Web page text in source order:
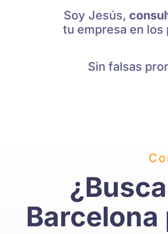
Soy Jesús,
tu empresa en
Sin falsas